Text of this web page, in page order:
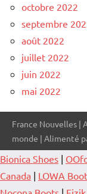
octobre 2022
septembre
août 2022
juillet 2022
juin 2022
mai 2022
France Nouvelles |
monde | Alimenté
Bionica Shoes |
Canada | LOWA